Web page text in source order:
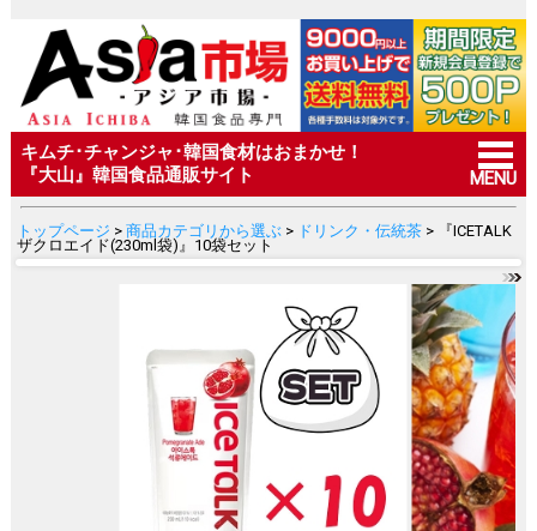
キムチ･チャンジャ･韓国食材はおまかせ！
『大山』韓国食品通販サイト
MENU
トップページ > 商品カテゴリから選ぶ> ドリンク・伝統茶> 『ICETALK
ザクロエイド(230ml袋)』10袋セット